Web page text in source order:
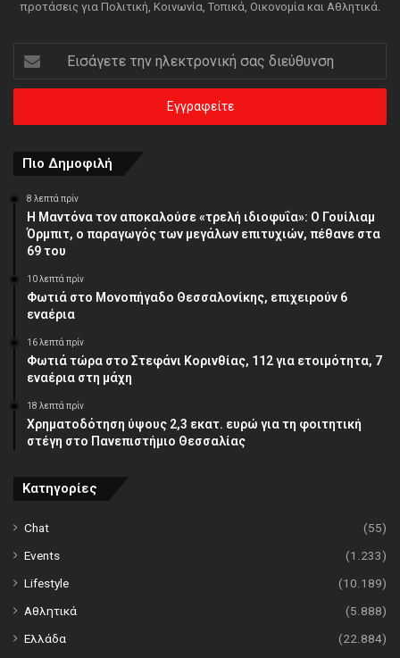
προτάσεις για Πολιτική, Κοινωνία, Τοπικά, Οικονομία και Αθλητικά.
Εισάγετε
την
ηλεκτρονική
διεύθυνση
Πιο Δημοφιλή
8 λεπτά πρίν
Η Μαντόνα τον αποκαλούσε «τρελή ιδιοφυΐα»: Ο Γουίλιαμ
Όρμπιτ, ο παραγωγός των μεγάλων επιτυχιών, πέθανε στα
69 του
10 λεπτά πρίν
Φωτιά στο Μονοπήγαδο Θεσσαλονίκης, επιχειρούν 6
εναέρια
16 λεπτά πρίν
Φωτιά τώρα στο Στεφάνι Κορινθίας, 112 για ετοιμότητα, 7
εναέρια στη μάχη
18 λεπτά πρίν
Χρηματοδότηση ύψους 2,3 εκατ. ευρώ για τη φοιτητική
στέγη στο Πανεπιστήμιο Θεσσαλίας
Κατηγορίες
Chat
(55)
Events
(1.233)
Lifestyle
(10.189)
Αθλητικά
(5.888)
Ελλάδα
(22.884)